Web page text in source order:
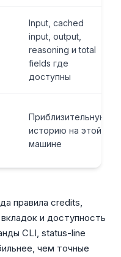
Input, cached
input, output,
reasoning и total
fields где
доступны
Приблизительную
историю на этой
машине
правила credits,
и доступность
CLI, status-line
чем точные